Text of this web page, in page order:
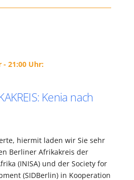
- 21:00 Uhr:
Kenia nach
hiermit laden wir Sie sehr
Berliner Afrikakreis der
(INISA) und der Society for
(SIDBerlin) in Kooperation